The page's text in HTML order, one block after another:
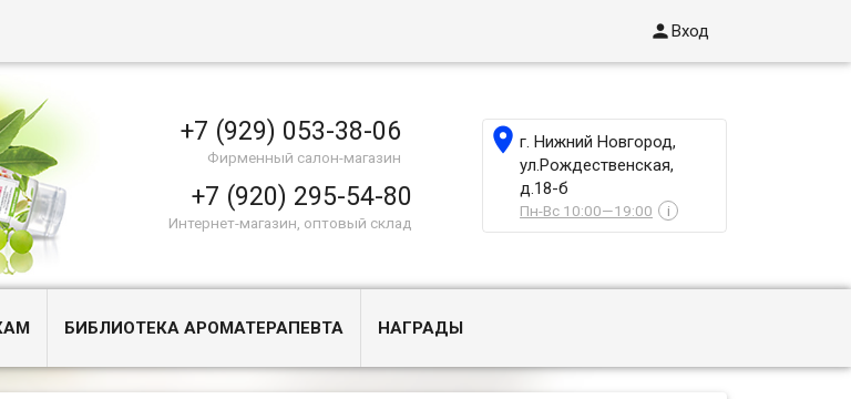
Вход
+7 (929) 053-38-06
Фирменный салон-магазин
+7 (920) 295-54-80
Интернет-магазин, оптовый склад
г. Нижний Новгород,
ул.Рождественская,
д.18-б
Пн-Вс 10:00—19:00 i
БИБЛИОТЕКА АРОМАТЕРАПЕВТА НАГРАДЫ